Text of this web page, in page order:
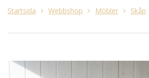
Startsida Webbshop Möbler Skåp